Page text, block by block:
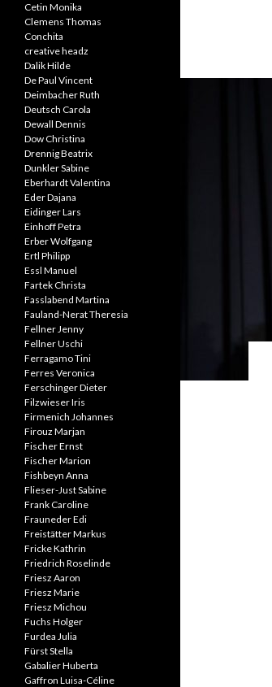
Cetin Monika
Clemens Thomas
Conchita
creative headz
Dalik Hilde
De Paul Vincent
Deimbacher Ruth
Deutsch Carola
Dewall Dennis
Dow Christina
Drennig Beatrix
Dunkler Sabine
Eberhardt Valentina
Eder Dajana
Eidinger Lars
Einhoff Petra
Erber Wolfgang
Ertl Philipp
Essl Manuel
Fartek Christa
Fasslabend Martina
Fauland-Nerat Theresia
Fellner Jenny
Fellner Uschi
Ferragamo Tini
Ferres Veronica
Ferschinger Dieter
Filzwieser Iris
Firmenich Johannes
Firouz Marjan
Fischer Ernst
Fischer Marion
Fishbeyn Anna
Flieser-Just Sabine
Frank Caroline
Frauneder Edi
Freistätter Markus
Fricke Kathrin
Friedrich Roselinde
Friesz Aaron
Friesz Marie
Friesz Michou
Fuchs Holger
Furdea Julia
Fürst Stella
Gabalier Huberta
Gaffron Luisa-Céline